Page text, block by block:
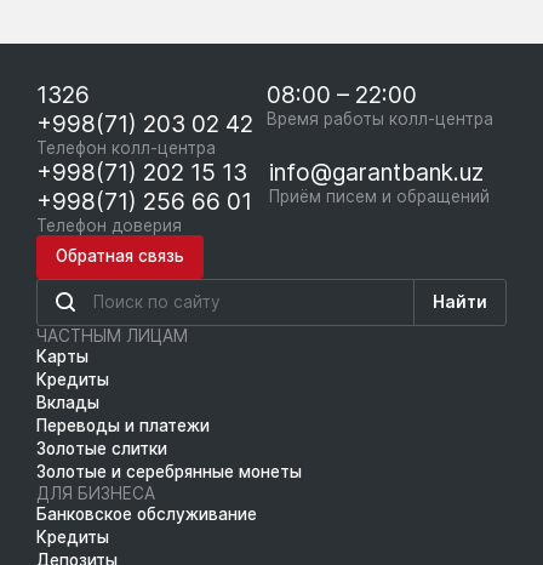
1326
+998(71) 203 02 42
Телефон колл-центра
08:00 – 22:00
Время работы колл-центра
+998(71) 202 15 13
+998(71) 256 66 01
Телефон доверия
info@garantbank.uz
Приём писем и обращений
Обратная связь
Найти
ЧАСТНЫМ ЛИЦАМ
Карты
Кредиты
Вклады
Переводы и платежи
Золотые слитки
Золотые и серебрянные монеты
ДЛЯ БИЗНЕСА
Банковское обслуживание
Кредиты
Депозиты